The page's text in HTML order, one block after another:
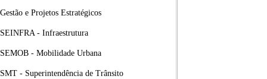
Gestão e Projetos Estratégicos
SEINFRA - Infraestrutura
SEMOB - Mobilidade Urbana
SMT - Superintendência de Trânsito